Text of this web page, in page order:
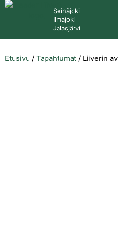
Seinäjoki
Ilmajoki
Jalasjärvi
Etusivu / Tapahtumat / Liiverin